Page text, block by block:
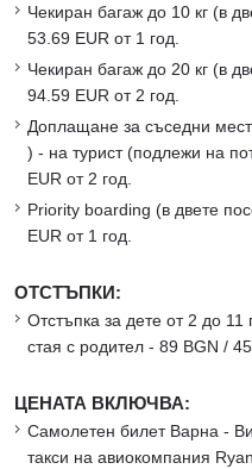
Чекиран багаж до 10 кг (в
53.69 EUR от 1 год.
Чекиран багаж до 20 кг (в
94.59 EUR от 2 год.
Доплащане за съседни
) - на турист (подлежи на
EUR от 2 год.
Priority boarding (в двете
EUR от 1 год.
ОТСТЪПКИ:
Отстъпка за дете от 2 до 11
стая с родител - 89 BGN /
ЦЕНАТА ВКЛЮЧВА:
Самолетен билет Варна -
такси на авиокомпания